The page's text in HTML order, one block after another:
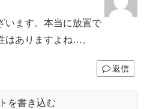
います。本当に放置で
はありますよね…。
返信
を書き込む